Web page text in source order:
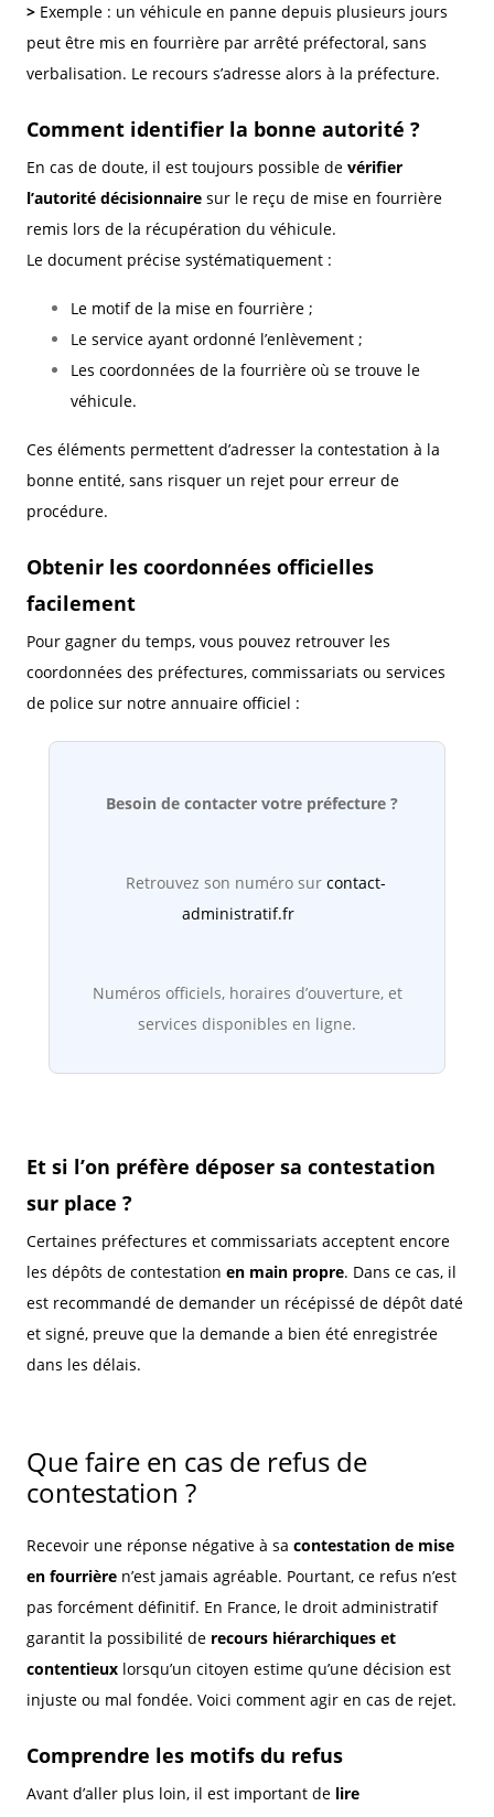
> Exemple : un véhicule en panne depuis plusieurs jours
peut être mis en fourrière par arrêté préfectoral, sans
verbalisation. Le recours s’adresse alors à la préfecture.
Comment identifier la bonne autorité ?
En cas de doute, il est toujours possible de vérifier
l’autorité décisionnaire sur le reçu de mise en fourrière
remis lors de la récupération du véhicule.
Le document précise systématiquement :
Le motif de la mise en fourrière ;
Le service ayant ordonné l’enlèvement ;
Les coordonnées de la fourrière où se trouve le
véhicule.
Ces éléments permettent d’adresser la contestation à la
bonne entité, sans risquer un rejet pour erreur de
procédure.
Obtenir les coordonnées officielles
facilement
Pour gagner du temps, vous pouvez retrouver les
coordonnées des préfectures, commissariats ou services
de police sur notre annuaire officiel :
Besoin de contacter votre préfecture ?
Retrouvez son numéro sur contact-
administratif.fr
Numéros officiels, horaires d’ouverture, et
services disponibles en ligne.
Et si l’on préfère déposer sa contestation
sur place ?
Certaines préfectures et commissariats acceptent encore
les dépôts de contestation en main propre. Dans ce cas, il
est recommandé de demander un récépissé de dépôt daté
et signé, preuve que la demande a bien été enregistrée
dans les délais.
Que faire en cas de refus de
contestation ?
Recevoir une réponse négative à sa contestation de mise
en fourrière n’est jamais agréable. Pourtant, ce refus n’est
pas forcément définitif. En France, le droit administratif
garantit la possibilité de recours hiérarchiques et
contentieux lorsqu’un citoyen estime qu’une décision est
injuste ou mal fondée. Voici comment agir en cas de rejet.
Comprendre les motifs du refus
Avant d’aller plus loin, il est important de lire